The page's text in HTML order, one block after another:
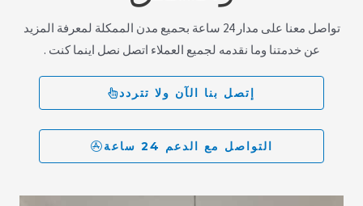
تواصل معنا على مدار 24 ساعة بحميع مدن الممكلة لمعرفة المزيد
عن خدمتنا وما نقدمه لجميع العملاء اتصل نصل اينما كنت .
إتصل بنا الآن ولا تتردد
التواصل مع الدعم 24 ساعة